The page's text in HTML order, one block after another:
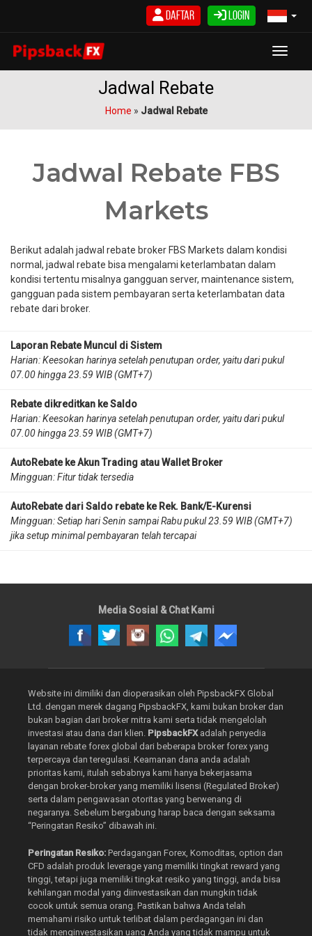
Login
Daftar
Jadwal Rebate
Home » Jadwal Rebate
Jadwal Rebate FBS
Markets
Berikut adalah jadwal rebate broker FBS Markets dalam kondisi
normal, jadwal rebate bisa mengalami keterlambatan dalam
kondisi tertentu misalnya gangguan server, maintenance sistem,
gangguan pada sistem pembayaran serta keterlambatan data
rebate dari broker.
Laporan Rebate Muncul di Sistem
Harian: Keesokan harinya setelah penutupan order, yaitu dari pukul
07.00 hingga 23.59 WIB (GMT+7)
Rebate dikreditkan ke Saldo
Harian: Keesokan harinya setelah penutupan order, yaitu dari pukul
07.00 hingga 23.59 WIB (GMT+7)
AutoRebate ke Akun Trading atau Wallet Broker
Mingguan: Fitur tidak tersedia
AutoRebate dari Saldo rebate ke Rek. Bank/E-Kurensi
Mingguan: Setiap hari Senin sampai Rabu pukul 23.59 WIB (GMT+7)
jika setup minimal pembayaran telah tercapai
Media Sosial & Chat Kami
Website ini dimiliki dan dioperasikan oleh PipsbackFX Global
Ltd. dengan merek dagang PipsbackFX, kami bukan broker dan
bukan bagian dari broker mitra kami serta tidak mengelolah
investasi atau dana dari klien. PipsbackFXadalah penyedia
layanan rebate forex global dari beberapa broker forex yang
terpercaya dan teregulasi. Keamanan dana anda adalah
prioritas kami, itulah sebabnya kami hanya bekerjasama
dengan broker-broker yang memiliki lisensi (Regulated Broker)
serta dalam pengawasan otoritas yang berwenang di
negaranya. Sebelum bergabung harap baca dengan seksama
“Peringatan Resiko” dibawah ini.
Peringatan Resiko: Perdagangan Forex, Komoditas, option dan
CFD adalah produk leverage yang memiliki tingkat reward yang
tinggi, tetapi juga memiliki tingkat resiko yang tinggi, anda bisa
kehilangan modal yang diinvestasikan dan mungkin tidak
cocok untuk semua orang. Pastikan bahwa Anda telah
memahami risiko untuk terlibat dalam perdagangan ini dan
tidak menginvestasikan uang Anda yang tidak mampu untuk